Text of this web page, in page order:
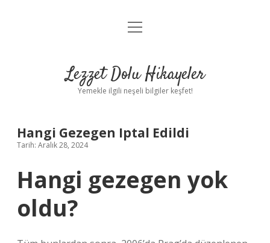
Anasayfa
Yasal Uyarı
menüyü
Lezzet Dolu Hikayeler
Yemekle ilgili neşeli bilgiler keşfet!
Hangi Gezegen Iptal Edildi
Tarih: Aralık 28, 2024
Hangi gezegen yok
oldu?